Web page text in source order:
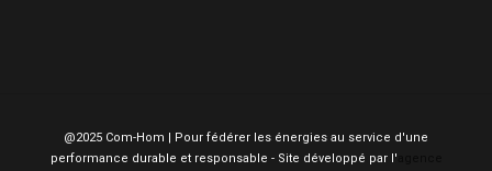
@2025 Com-Hom | Pour fédérer les énergies au service d'une
performance durable et responsable - Site développé par l'